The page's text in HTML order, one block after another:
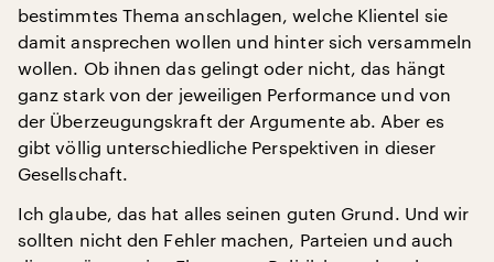
bestimmtes Thema anschlagen, welche Klientel sie
damit ansprechen wollen und hinter sich versammeln
wollen. Ob ihnen das gelingt oder nicht, das hängt
ganz stark von der jeweiligen Performance und von
der Überzeugungskraft der Argumente ab. Aber es
gibt völlig unterschiedliche Perspektiven in dieser
Gesellschaft.
Ich glaube, das hat alles seinen guten Grund. Und wir
sollten nicht den Fehler machen, Parteien und auch